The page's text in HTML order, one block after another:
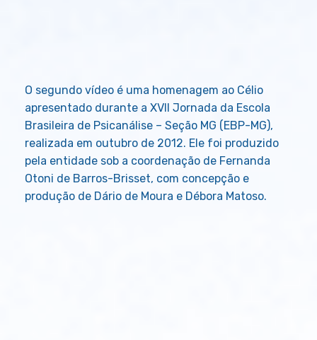
O segundo vídeo é uma homenagem ao Célio
apresentado durante a XVII Jornada da Escola
Brasileira de Psicanálise – Seção MG (EBP-MG),
realizada em outubro de 2012. Ele foi produzido
pela entidade sob a coordenação de Fernanda
Otoni de Barros-Brisset, com concepção e
produção de Dário de Moura e Débora Matoso.